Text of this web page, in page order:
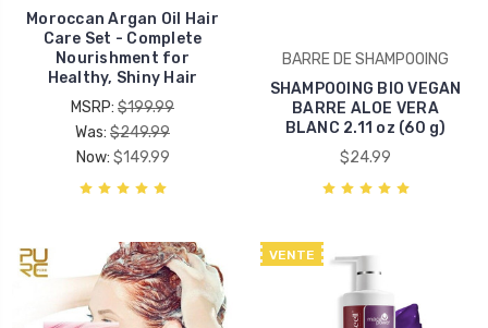
Moroccan Argan Oil Hair
Care Set - Complete
Nourishment for
Healthy, Shiny Hair
MSRP: $199.99
Was: $249.99
Now: $149.99
BARRE DE SHAMPOOING
SHAMPOOING BIO VEGAN
BARRE ALOE VERA
BLANC 2.11 oz (60 g)
$24.99
VENTE